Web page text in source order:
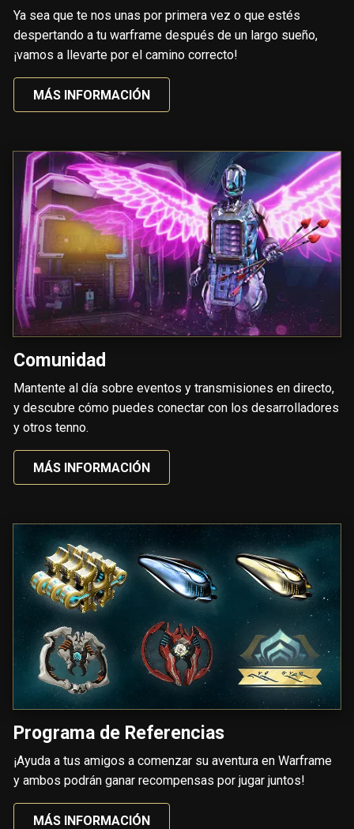
Ya sea que te nos unas por primera vez o que estés
despertando a tu warframe después de un largo sueño,
¡vamos a llevarte por el camino correcto!
MÁS INFORMACIÓN
Comunidad
Mantente al día sobre eventos y transmisiones en directo,
y descubre cómo puedes conectar con los desarrolladores
y otros tenno.
MÁS INFORMACIÓN
Programa de Referencias
¡Ayuda a tus amigos a comenzar su aventura en Warframe
y ambos podrán ganar recompensas por jugar juntos!
MÁS INFORMACIÓN